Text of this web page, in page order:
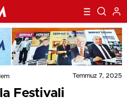
Temmuz 7, 2025
Festivali